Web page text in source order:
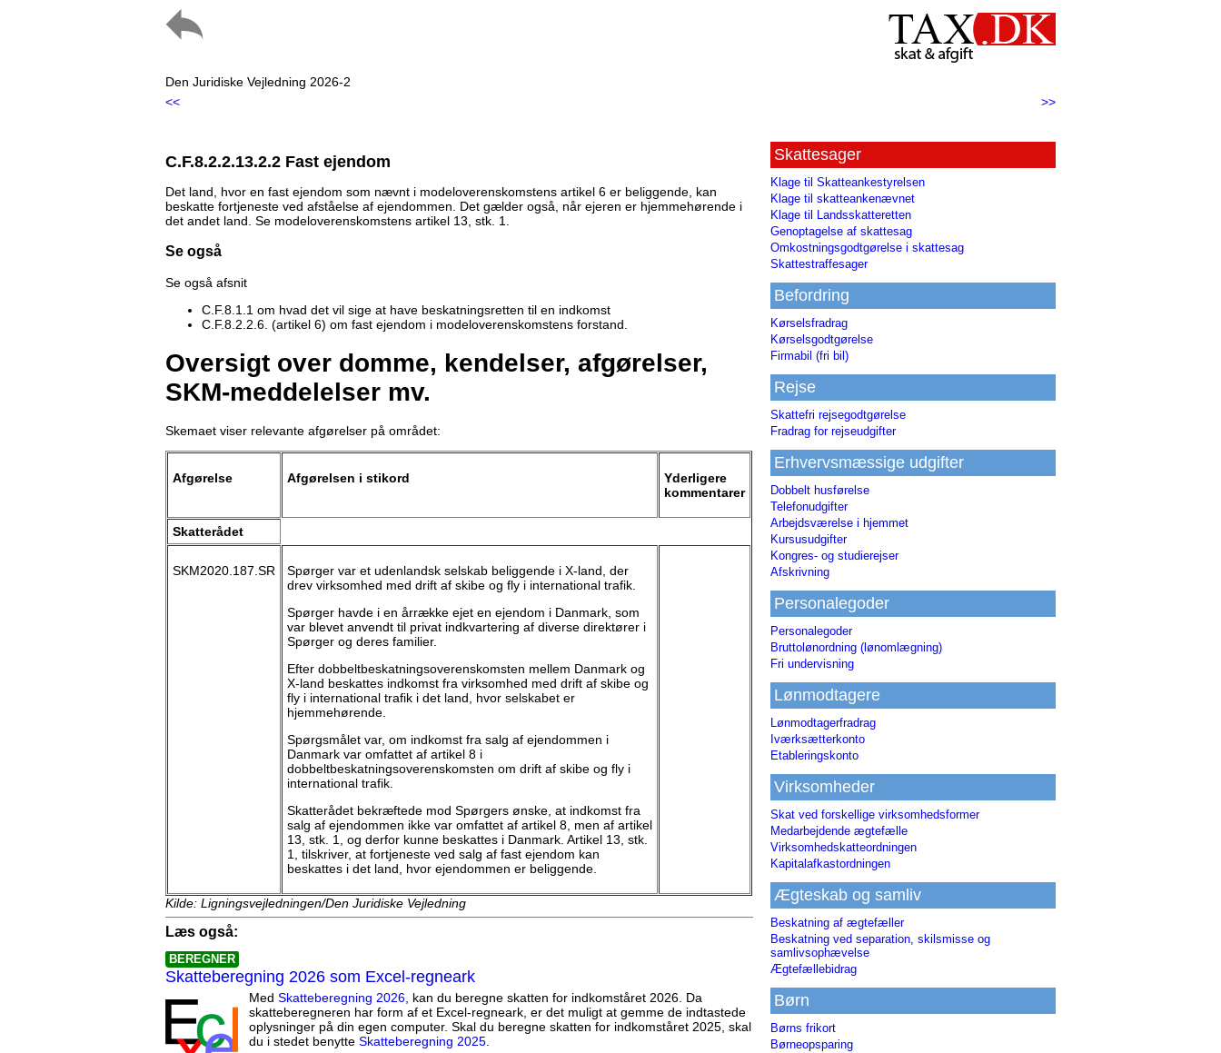
Den Juridiske Vejledning 2026-2
<<
>>
C.F.8.2.2.13.2.2 Fast ejendom
Det land, hvor en fast ejendom som nævnt i modeloverenskomstens artikel 6 er beliggende, kan
beskatte fortjeneste ved afståelse af ejendommen. Det gælder også, når ejeren er hjemmehørende i
det andet land. Se modeloverenskomstens artikel 13, stk. 1.
Se også
Se også afsnit
C.F.8.1.1 om hvad det vil sige at have beskatningsretten til en indkomst
C.F.8.2.2.6. (artikel 6) om fast ejendom i modeloverenskomstens forstand.
Oversigt over domme, kendelser, afgørelser,
SKM-meddelelser mv.
Skemaet viser relevante afgørelser på området:
Afgørelse Afgørelsen i stikord
Yderligere
kommentarer
Skatterådet
SKM2020.187.SR
Spørger var et udenlandsk selskab beliggende i X-land, der
drev virksomhed med drift af skibe og fly i international trafik.
Spørger havde i en årrække ejet en ejendom i Danmark, som
var blevet anvendt til privat indkvartering af diverse direktører i
Spørger og deres familier.
Efter dobbeltbeskatningsoverenskomsten mellem Danmark og
X-land beskattes indkomst fra virksomhed med drift af skibe og
fly i international trafik i det land, hvor selskabet er
hjemmehørende.
Spørgsmålet var, om indkomst fra salg af ejendommen i
Danmark var omfattet af artikel 8 i
dobbeltbeskatningsoverenskomsten om drift af skibe og fly i
international trafik.
Skatterådet bekræftede mod Spørgers ønske, at indkomst fra
salg af ejendommen ikke var omfattet af artikel 8, men af artikel
13, stk. 1, og derfor kunne beskattes i Danmark. Artikel 13, stk.
1, tilskriver, at fortjeneste ved salg af fast ejendom kan
beskattes i det land, hvor ejendommen er beliggende.
Kilde: Ligningsvejledningen/Den Juridiske Vejledning
Læs også:
BEREGNER
Skatteberegning 2026 som Excel-regneark
Med Skatteberegning 2026, kan du beregne skatten for indkomståret 2026. Da
skatteberegneren har form af et Excel-regneark, er det muligt at gemme de indtastede
oplysninger på din egen computer. Skal du beregne skatten for indkomståret 2025, skal
du i stedet benytte Skatteberegning 2025.
Skattesager
Klage til Skatteankestyrelsen
Klage til skatteankenævnet
Klage til Landsskatteretten
Genoptagelse af skattesag
Omkostningsgodtgørelse i skattesag
Skattestraffesager
Befordring
Kørselsfradrag
Kørselsgodtgørelse
Firmabil (fri bil)
Rejse
Skattefri rejsegodtgørelse
Fradrag for rejseudgifter
Erhvervsmæssige udgifter
Dobbelt husførelse
Telefonudgifter
Arbejdsværelse i hjemmet
Kursusudgifter
Kongres- og studierejser
Afskrivning
Personalegoder
Personalegoder
Bruttolønordning (lønomlægning)
Fri undervisning
Lønmodtagere
Lønmodtagerfradrag
Iværksætterkonto
Etableringskonto
Virksomheder
Skat ved forskellige virksomhedsformer
Medarbejdende ægtefælle
Virksomhedskatteordningen
Kapitalafkastordningen
Ægteskab og samliv
Beskatning af ægtefæller
Beskatning ved separation, skilsmisse og
samlivsophævelse
Ægtefællebidrag
Børn
Børns frikort
Børneopsparing